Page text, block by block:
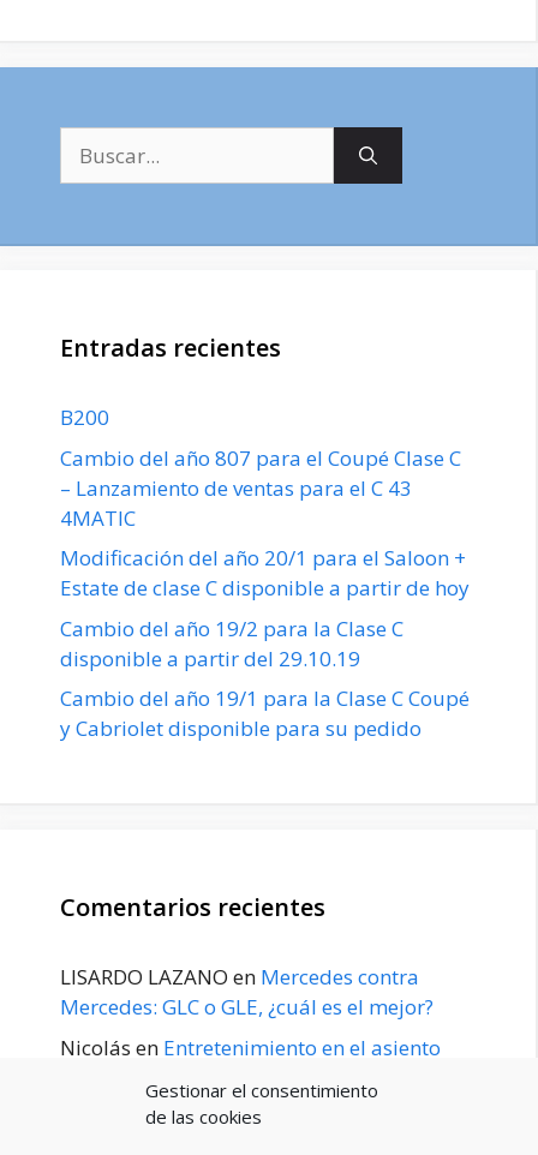
Gestionar el consentimiento
de las cookies
Entradas recientes
B200
Cambio del año 807 para el Coupé Clase C
– Lanzamiento de ventas para el C 43
4MATIC
Modificación del año 20/1 para el Saloon +
Estate de clase C disponible a partir de hoy
Cambio del año 19/2 para la Clase C
disponible a partir del 29.10.19
Cambio del año 19/1 para la Clase C Coupé
y Cabriolet disponible para su pedido
Comentarios recientes
LISARDO LAZANO en Mercedes contra
Mercedes: GLC o GLE, ¿cuál es el mejor?
Nicolás en Entretenimiento en el asiento
principios de 2020